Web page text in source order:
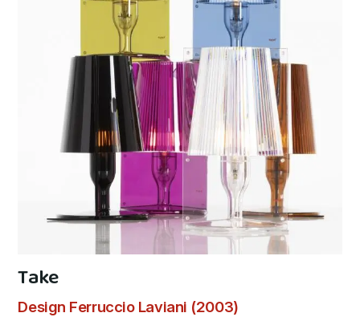
Take
Design Ferruccio Laviani (2003)